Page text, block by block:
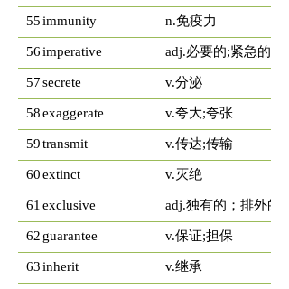
55immunity n.免疫力
56imperative adj.必要的;紧急的
57secrete v.分泌
58exaggerate v.夸大;夸张
59transmit v.传达;传输
60extinct v.灭绝
61 exclusive adj.独有的；排外的
62 guarantee v.保证;担保
63inherit v.继承